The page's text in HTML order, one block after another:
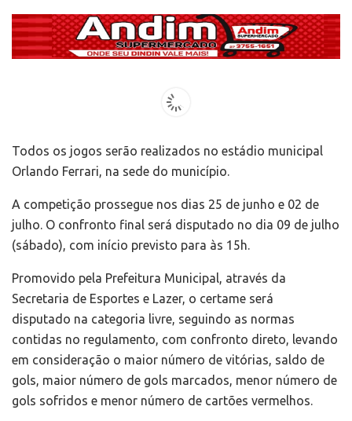
Todos os jogos serão realizados no estádio municipal
Orlando Ferrari, na sede do município.
A competição prossegue nos dias 25 de junho e 02 de
julho. O confronto final será disputado no dia 09 de julho
(sábado), com início previsto para às 15h.
Promovido pela Prefeitura Municipal, através da
Secretaria de Esportes e Lazer, o certame será
disputado na categoria livre, seguindo as normas
contidas no regulamento, com confronto direto, levando
em consideração o maior número de vitórias, saldo de
gols, maior número de gols marcados, menor número de
gols sofridos e menor número de cartões vermelhos.